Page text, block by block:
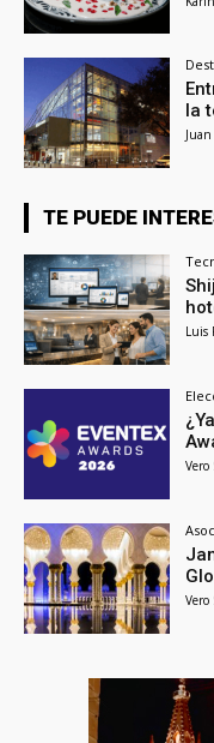
la
TE PUEDE
Luis
Vero
Vero